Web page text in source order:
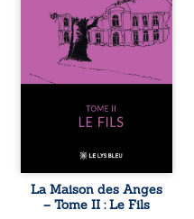
affronter non
seulement un
inconnu qui rôde
autour du
domaine et dont
majordome,
redoute les visites,
encombrant
Eustache, la
malédiction
familiale, mais
La Maison des Anges
– Tome II : Le Fils